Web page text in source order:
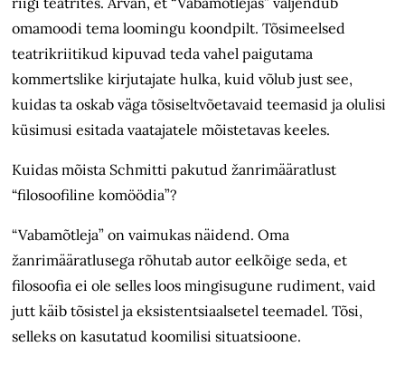
omamoodi tema loomingu koondpilt. Tõsimeelsed
teatrikriitikud kipuvad teda vahel paigutama
kommertslike kirjutajate hulka, kuid võlub just see,
kuidas ta oskab väga tõsiseltvõetavaid teemasid ja olulisi
küsimusi esitada vaatajatele mõistetavas keeles.
Kuidas mõista Schmitti pakutud žanrimääratlust
“filosoofiline komöödia”?
“Vabamõtleja” on vaimukas näidend. Oma
žanrimääratlusega rõhutab autor eelkõige seda, et
filosoofia ei ole selles loos mingisugune rudiment, vaid
jutt käib tõsistel ja eksistentsiaalsetel teemadel. Tõsi,
selleks on kasutatud koomilisi situatsioone.